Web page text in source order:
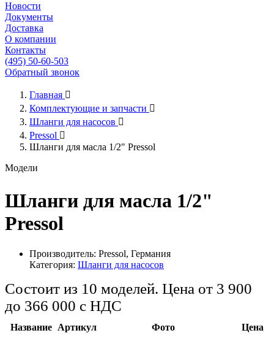
Новости
Документы
Доставка
О компании
Контакты
(495) 50-60-503
Обратный звонок
Главная 
Комплектующие и запчасти 
Шланги для насосов 
Pressol 
Шланги для масла 1/2" Pressol
Модели
Шланги для масла 1/2"
Pressol
Производитель: Pressol, Германия
Категория: Шланги для насосов
Состоит из 10 моделей. Цена от 3 900
до 366 000 с НДС
Название Артикул Фото Цена